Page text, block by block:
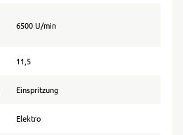
6500 U/min
11,5
Einspritzung
Elektro